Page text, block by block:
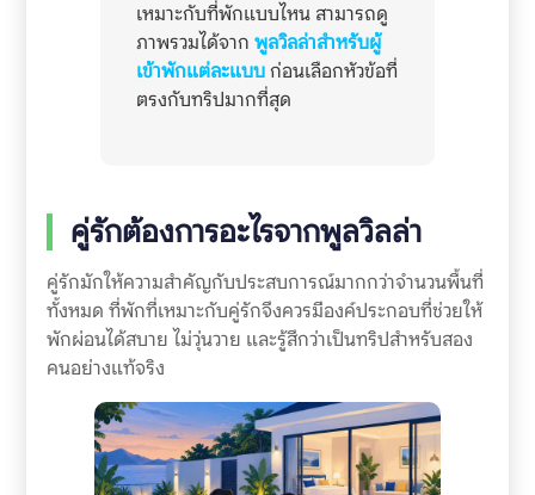
เหมาะกับที่พักแบบไหน สามารถดู
ภาพรวมได้จาก พูลวิลล่าสำหรับผู้
เข้าพักแต่ละแบบก่อนเลือกหัวข้อที่
ตรงกับทริปมากที่สุด
คู่รักต้องการอะไรจากพูลวิลล่า
คู่รักมักให้ความสำคัญกับประสบการณ์มากกว่าจำนวนพื้นที่
ทั้งหมด ที่พักที่เหมาะกับคู่รักจึงควรมีองค์ประกอบที่ช่วยให้
พักผ่อนได้สบาย ไม่วุ่นวาย และรู้สึกว่าเป็นทริปสำหรับสอง
คนอย่างแท้จริง